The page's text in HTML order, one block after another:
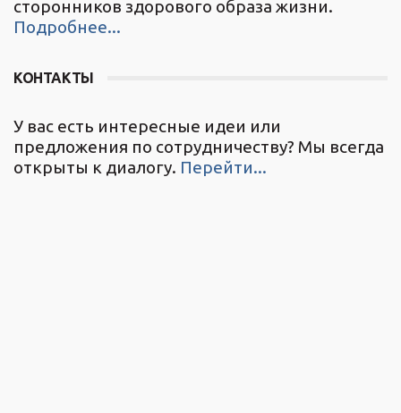
сторонников здорового образа жизни.
Подробнее...
КОНТАКТЫ
У вас есть интересные идеи или
предложения по сотрудничеству? Мы всегда
открыты к диалогу. Перейти...